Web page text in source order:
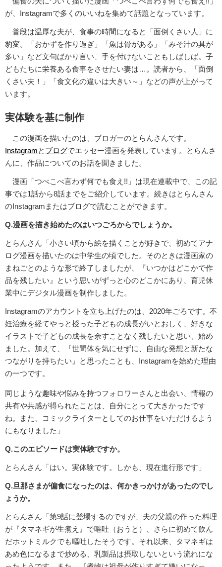
が、Instagramで多くのいいねを集めて話題となっています。
普段は温厚な夫が、食事の時間になると「面倒くさい人」に
豹変。「おかずを作り過ぎ」「魚は骨がある」「みそ汁の具が
多い」など文句ばかり言い、手を付けないこともしばしば。子
どもたちに栄養ある食事をさせたい妻は…。読者から、「面倒
くさい夫！」「食文化の違いは大きい～」などの声が上がって
います。
実体験を基に制作
この漫画を描いたのは、ブロガーのとらんさんです。
Instagramと ブログでエッセー漫画を発表しています。とらんさ
んに、作品についてのお話を聞きました。
漫画「つべこべ言わず何でも食え!!」は現在連載中で、この記
事では1話から8話までをご紹介しています。続きはとらんさん
のInstagramまたはブログで読むことができます。
Q.漫画を描き始めたのはいつごろからでしょうか。
とらんさん「小さい頃から絵を描くことが好きで、初めてアナ
ログ漫画を描いたのは中学生の頃でした。そのときは漫画家の
まねごとのような形で終了しましたが、『いつかはどこかで作
品を残したい』という思いがずっと心のどこかにあり、育児休
業中にデジタル漫画を制作しました。
Instagramのアカウントを立ち上げたのは、2020年ごろです。不
妊治療を経てやっと授った子どもの成長がいとおしく、好きな
イラストで子どもの成長を余すことなく残したいと思い、始め
ました。加えて、『世間体を気にせずに、自由な発想と新たな
つながりを持ちたい』と思ったことも、Instagramを始めた理由
の一つです。
同じような趣味や悩みを持つフォロワーさんと出会い、情報の
共有や共感が得られたことは、自分にとって大きかったです
ね。また、コミックライターとしてのお仕事をいただけるよう
にもなりました」
Q.このエピソードは実体験ですか。
とらんさん「はい。実体験です。しかも、現在進行形です」
Q.旦那さまが偏食になったのは、何かきっかけがあったのでし
ょうか。
とらんさん「第9話に登場するのですが、夫の父親の作った料理
が『タマネギが生煮え』で嘔吐（おうと）、さらに初めて飲ん
だホットミルクでも嘔吐したそうです。それ以来、タマネギは
あめ色になるまで炒める、乳製品は摂取しないという流れにな